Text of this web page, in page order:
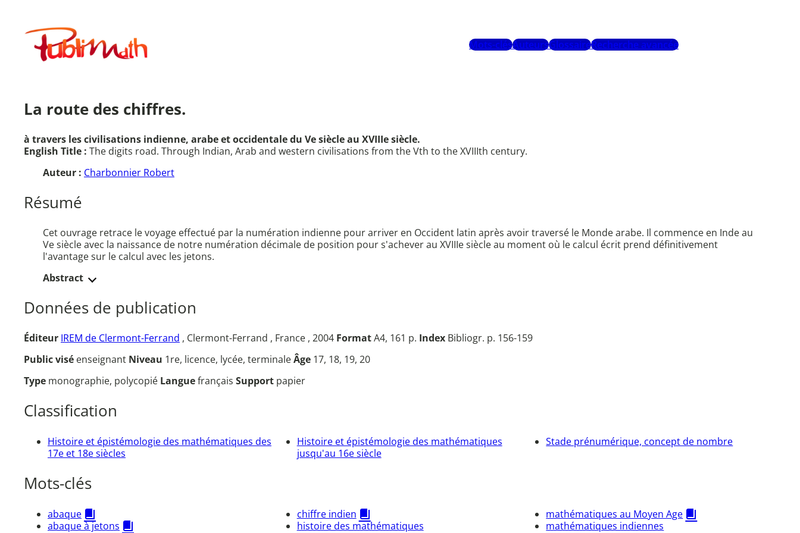
contenuPublimath
Mots-clésAuteursGlossaireRecherche avancée
La route des chiffres.
à travers les civilisations indienne, arabe et occidentale du Ve siècle au XVIIIe siècle.
English Title : The digits road. Through Indian, Arab and western civilisations from the Vth to the XVIIIth century.
Auteur : Charbonnier Robert
Résumé
Cet ouvrage retrace le voyage effectué par la numération indienne pour arriver en Occident latin après avoir traversé le Monde arabe. Il commence en Inde au
Ve siècle avec la naissance de notre numération décimale de position pour s'achever au XVIIIe siècle au moment où le calcul écrit prend définitivement
l'avantage sur le calcul avec les jetons.
Abstract
Données de publication
Éditeur IREM de Clermont-Ferrand , Clermont-Ferrand , France , 2004 FormatA4, 161 p. Index Bibliogr. p. 156-159
Public visé enseignant Niveau 1re, licence, lycée, terminaleÂge 17, 18, 19, 20
Type monographie, polycopié Languefrançais Support papier
Classification
Histoire et épistémologie des mathématiques des
17e et 18e siècles
Histoire et épistémologie des mathématiques
jusqu'au 16e siècle
Stade prénumérique, concept de nombre
Mots-clés
abaque
abaque à jetons
chiffre indien
histoire des mathématiques
mathématiques au Moyen Age
mathématiques indiennes